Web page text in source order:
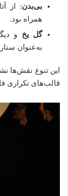
بی‌بدن: از
همراه بود.
گل یخ
به‌عنوان
این تنوع نقش‌ها
قالب‌های تکراری